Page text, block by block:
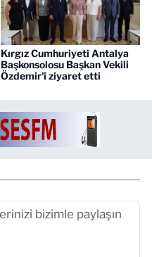
Kırgız Cumhuriyeti Antalya
Başkonsolosu Başkan Vekili
Özdemir'i ziyaret etti